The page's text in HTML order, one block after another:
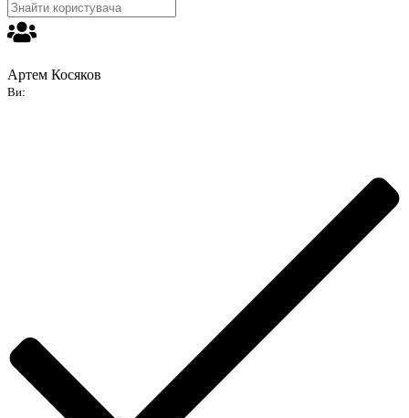
Артем Косяков
Ви: